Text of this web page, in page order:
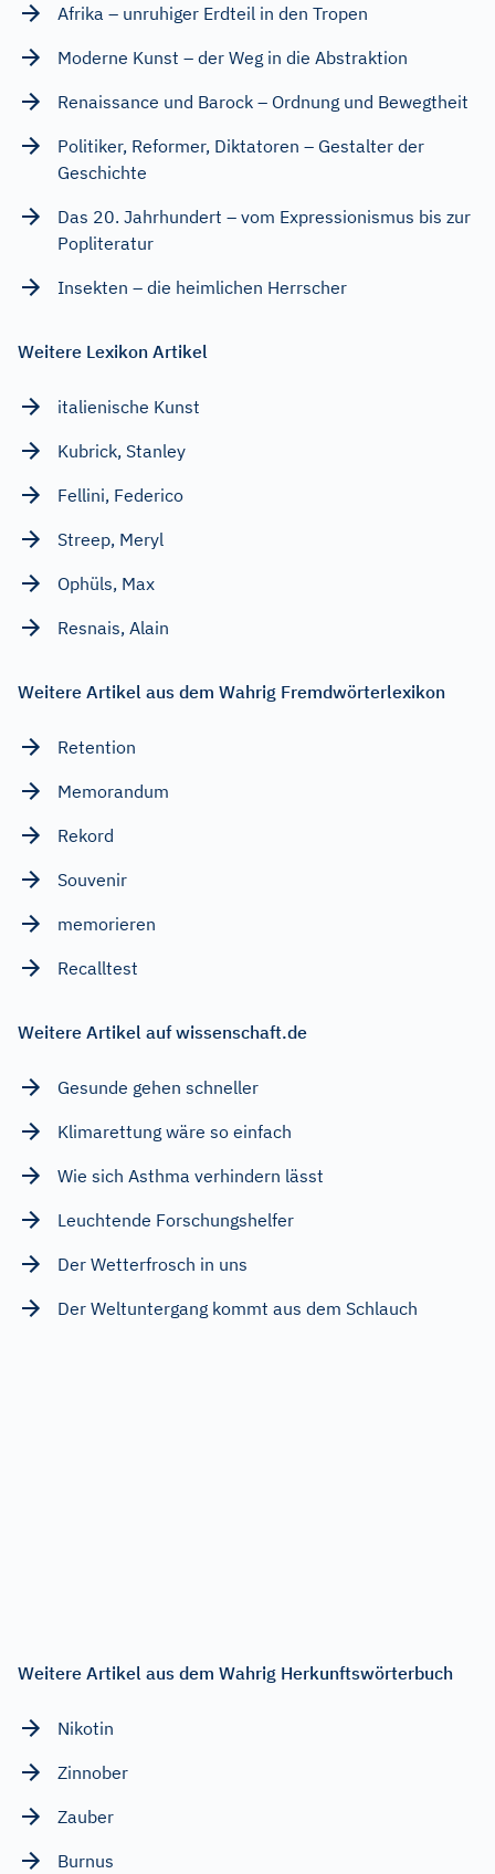
Afrika – unruhiger Erdteil in den Tropen
Moderne Kunst – der Weg in die Abstraktion
Renaissance und Barock – Ordnung und Bewegtheit
Politiker, Reformer, Diktatoren – Gestalter der
Geschichte
Das 20. Jahrhundert – vom Expressionismus bis zur
Popliteratur
Insekten – die heimlichen Herrscher
Weitere Lexikon Artikel
italienische Kunst
Kubrick, Stanley
Fellini, Federico
Streep, Meryl
Ophüls, Max
Resnais, Alain
Weitere Artikel aus dem Wahrig Fremdwörterlexikon
Retention
Memorandum
Rekord
Souvenir
memorieren
Recalltest
Weitere Artikel auf wissenschaft.de
Gesunde gehen schneller
Klimarettung wäre so einfach
Wie sich Asthma verhindern lässt
Leuchtende Forschungshelfer
Der Wetterfrosch in uns
Der Weltuntergang kommt aus dem Schlauch
Weitere Artikel aus dem Wahrig Herkunftswörterbuch
Nikotin
Zinnober
Zauber
Burnus